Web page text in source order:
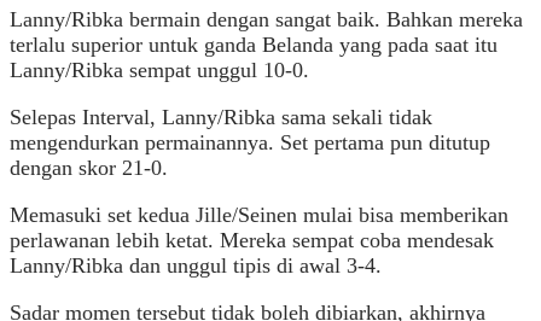
Lanny/Ribka bermain dengan sangat baik. Bahkan mereka
terlalu superior untuk ganda Belanda yang pada saat itu
Lanny/Ribka sempat unggul 10-0.
Selepas Interval, Lanny/Ribka sama sekali tidak
mengendurkan permainannya. Set pertama pun ditutup
dengan skor 21-0.
Memasuki set kedua Jille/Seinen mulai bisa memberikan
perlawanan lebih ketat. Mereka sempat coba mendesak
Lanny/Ribka dan unggul tipis di awal 3-4.
Sadar momen tersebut tidak boleh dibiarkan, akhirnya